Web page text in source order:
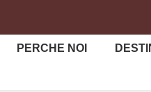
PERCHE NOI